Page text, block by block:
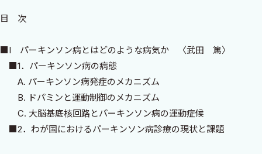
ており，その発展には驚くべきものがある．
に参照することを目的としてまとめられた．医療・福祉に携わる
多くの方々のお役に立つことができるなら幸いである．
2018年7月
梅雨明けの猛暑が続く仙台にて
武田 篤
目 次
■I パーキンソン病とはどのような病気か 〈武田 篤〉
■1．パーキンソン病の病態
A. パーキンソン病発症のメカニズム
B. ドパミンと運動制御のメカニズム
C. 大脳基底核回路とパーキンソン病の運動症候
■2．わが国におけるパーキンソン病診療の現状と課題